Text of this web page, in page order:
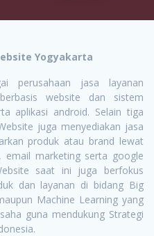
Yogyakarta
perusahaan jasa layanan
website dan sistem
aplikasi android. Selain tiga
juga menyediakan jasa
produk atau brand lewat
email marketing serta google
saat ini juga berfokus
dan layanan di bidang Big
Machine Learning yang
guna mendukung Strategi